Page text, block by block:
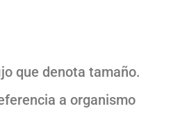
que denota tamaño.
a organismo